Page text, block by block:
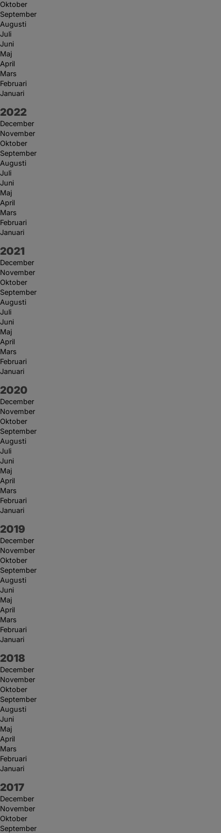
Oktober
September
Augusti
Juli
Juni
Maj
April
Mars
Februari
Januari
År:
2022
December
November
Oktober
September
Augusti
Juli
Juni
Maj
April
Mars
Februari
Januari
År:
2021
December
November
Oktober
September
Augusti
Juli
Juni
Maj
April
Mars
Februari
Januari
År:
2020
December
November
Oktober
September
Augusti
Juli
Juni
Maj
April
Mars
Februari
Januari
År:
2019
December
November
Oktober
September
Augusti
Juni
Maj
April
Mars
Februari
Januari
År:
2018
December
November
Oktober
September
Augusti
Juni
Maj
April
Mars
Februari
Januari
År:
2017
December
November
Oktober
September